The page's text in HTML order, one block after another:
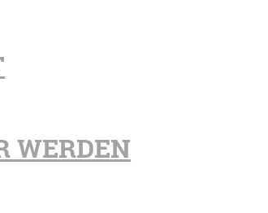
WERDEN